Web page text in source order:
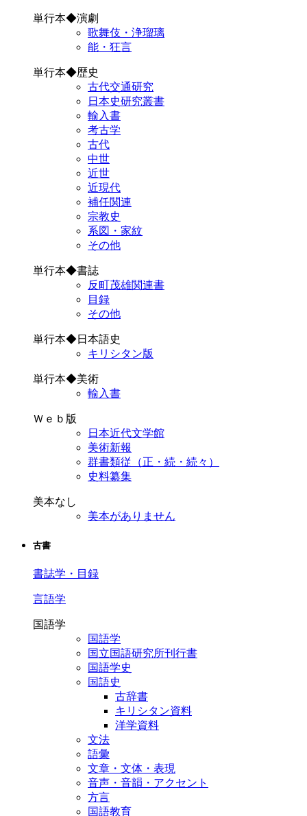
単行本◆演劇
歌舞伎・浄瑠璃
能・狂言
単行本◆歴史
古代交通研究
日本史研究叢書
輸入書
考古学
古代
中世
近世
近現代
補任関連
宗教史
系図・家紋
その他
単行本◆書誌
反町茂雄関連書
目録
その他
単行本◆日本語史
キリシタン版
単行本◆美術
輸入書
Ｗｅｂ版
日本近代文学館
美術新報
群書類従（正・続・続々）
史料纂集
美本なし
美本がありません
古書
書誌学・目録
言語学
国語学
国語学
国立国語研究所刊行書
国語学史
国語史
古辞書
キリシタン資料
洋学資料
文法
語彙
文章・文体・表現
音声・音韻・アクセント
方言
国語教育